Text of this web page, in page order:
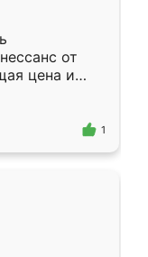
от
цена и
Приехавший
1